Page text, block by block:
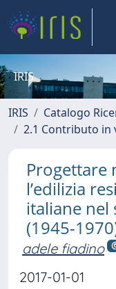
IRIS
IRIS Catalogo
2.1 Contributo in
Progettare
l’edilizia
italiane
(1945-
adele fiadino
2017-01-01